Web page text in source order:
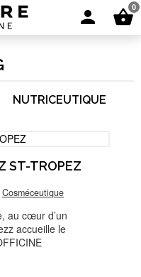
NUTRICEUTIQUE
ST-TROPEZ
Cosméceutique
au cœur d’un
accueille le
0